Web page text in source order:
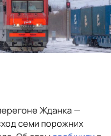
Жданка —
семи порожних